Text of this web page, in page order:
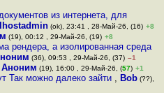
из интернета, для
(ok), 23:41 , 28-Май-26, (16) +8
(19), 00:12 , 29-Май-26, (19) +8
рендера, а изолированная среда
(36), 09:53 , 29-Май-26, (37) –1
Аноним (19), 16:00 , 29-Май-26, (57) +1
Так можно далеко зайти , Bob(??),